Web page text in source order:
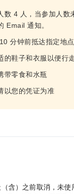
数 4 人，当参加人数
Email 通知。
分钟前抵达指定地
的鞋子和衣服以便行
带零食和水瓶
以您的凭证为准
含）之前取消，未使